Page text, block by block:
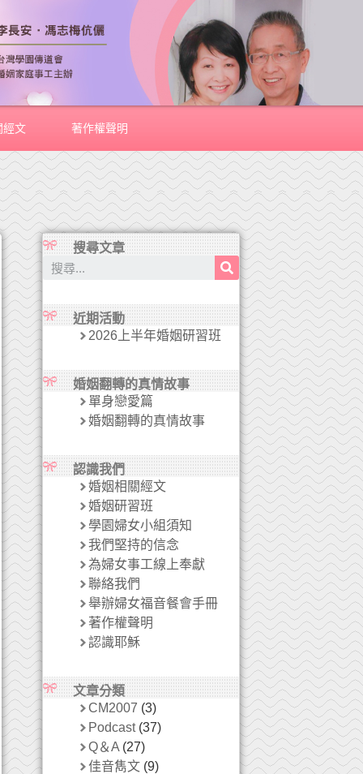
經文 著作權聲明
搜尋文章
近期活動
2026上半年婚姻研習班
婚姻翻轉的真情故事
單身戀愛篇
婚姻翻轉的真情故事
認識我們
婚姻相關經文
婚姻研習班
學園婦女小組須知
我們堅持的信念
為婦女事工線上奉獻
聯絡我們
舉辦婦女福音餐會手冊
著作權聲明
認識耶穌
文章分類
CM2007 (3)
Podcast(37)
Q＆A(27)
佳音雋文(9)